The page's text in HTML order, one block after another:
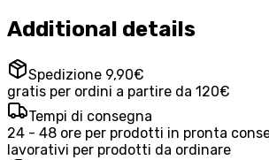
Additional details
Spedizione 9,90€
gratis per ordini a partire da 120€
Tempi di consegna
24 - 48 ore per prodotti in pronta
lavorativi per prodotti da ordinare